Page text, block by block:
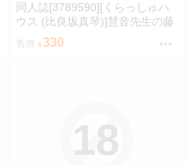
同人誌[3789590][くらっしゅハ
ウス (比良坂真琴)]慧音先生の藤
原妹紅観察日記 (東方Project )
售價 330
18